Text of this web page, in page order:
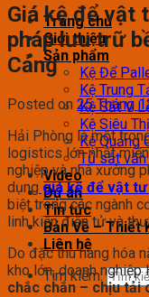
Trang chủ
Giới thiệu
Sản phẩm
Kệ Để
Kệ Trung
Kệ Sắt V
Kệ Siêu Thị
Kệ Quảng
Tủ sắt
Video
Dự án
Tin tức
Bản Vẽ – Thiết
Liên hệ
Tìm kiếm:
Giá kệ để vật
pháp lưu trữ
Cảng
Posted on 25 Tháng
Hải Phòng là một
logistics lớn nhất
nghiệp và nhà xưởng
dụng giá kệ để vật
biệt trong các ngành
linh kiện điện tử và
Do đặc thù hàng hóa
kho lớn, doanh nghiệp
chắc chắn – chịu tải